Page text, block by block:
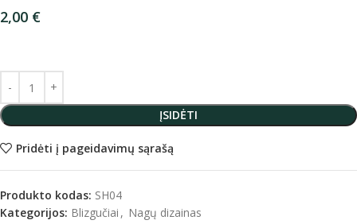
2,00 €
ĮSIDĖTI
Pridėti į pageidavimų sąrašą
Produkto kodas: SH04
Kategorijos: Blizgučiai , Nagų dizainas